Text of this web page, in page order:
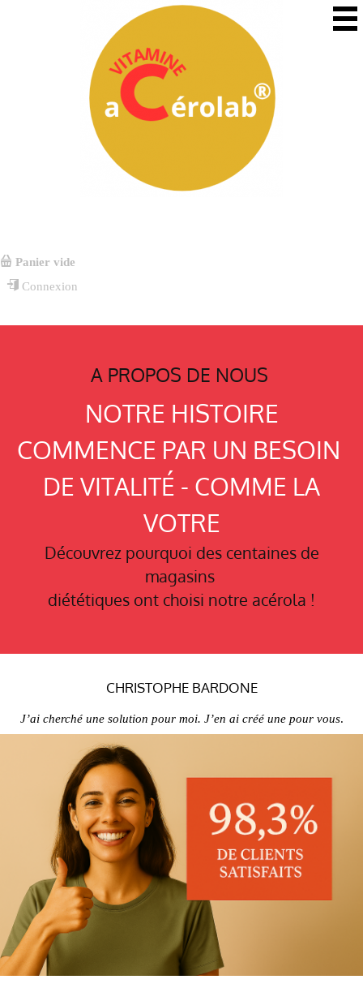
Panier vide
Connexion
A PROPOS DE NOUS
NOTRE HISTOIRE
COMMENCE PAR UN BESOIN
DE VITALITÉ - COMME LA
VOTRE
Découvrez pourquoi des centaines de
magasins
diététiques ont choisi notre acérola !
CHRISTOPHE BARDONE
J’ai cherché une solution pour moi. J’en ai créé une pour vous.